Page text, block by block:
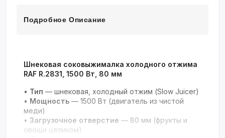
Подробное Описание
Шнековая соковыжималка холодного отжима
RAF R.2831, 1500 Вт, 80 мм
• Тип — шнековая, холодный отжим (Slow Juicer)
• Мощность — 1500 Вт (двигатель из чистой
меди)
• Загрузочное отверстие — 80 мм (фрукты и
овощи целиком)